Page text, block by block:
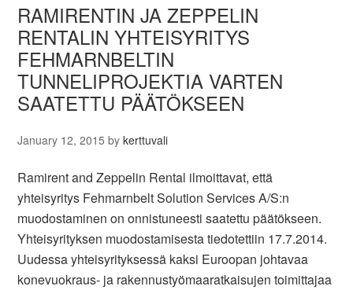
RAMIRENTIN JA ZEPPELIN
RENTALIN YHTEISYRITYS
FEHMARNBELTIN
TUNNELIPROJEKTIA VARTEN
SAATETTU PÄÄTÖKSEEN
January 12, 2015 bykerttuvali
Ramirent and Zeppelin Rental ilmoittavat, että
yhteisyritys Fehmarnbelt Solution Services A/S:n
muodostaminen on onnistuneesti saatettu päätökseen.
Yhteisyrityksen muodostamisesta tiedotettiin 17.7.2014.
Uudessa yhteisyrityksessä kaksi Euroopan johtavaa
konevuokraus- ja rakennustyömaaratkaisujen toimittajaa